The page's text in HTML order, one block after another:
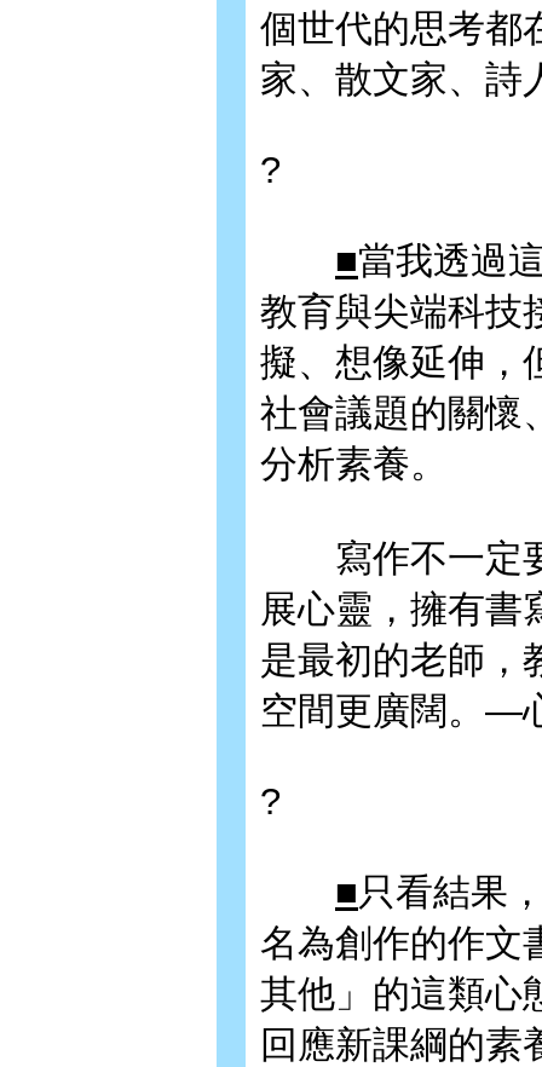
個世代的思考都
家、散文家、詩
?
■當我透過
教育與尖端科技
擬、想像延伸，
社會議題的關懷
分析素養。
寫作不一定要
展心靈，擁有書
是最初的老師，
空間更廣闊。—
?
■只看結果
名為創作的作文
其他」的這類心
回應新課綱的素